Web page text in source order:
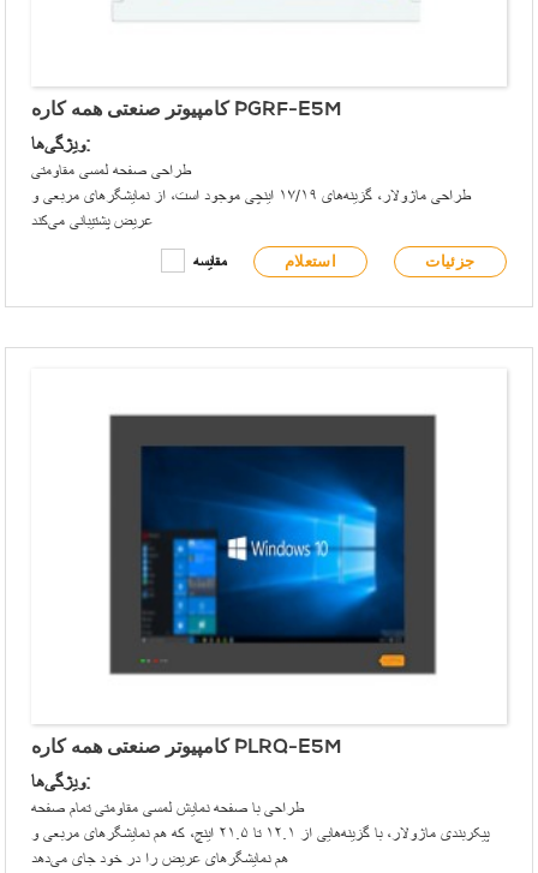
کامپیوتر صنعتی همه کاره PGRF-E5M
ویژگی‌ها:
طراحی صفحه لمسی مقاومتی
طراحی ماژولار، گزینه‌های ۱۷/۱۹ اینچی موجود است، از نمایشگرهای مربعی و
عریض پشتیبانی می‌کند
پنل جلویی دارای USB نوع A و چراغ‌های نشانگر سیگنال است
دو کارت شبکه Intel® Gigabit یکپارچه
پشتیبانی از گسترش بی‌سیم WiFi/4G
گزینه‌های نصب در رک/VESA
مقایسه استعلام جزئیات
کامپیوتر صنعتی همه کاره PLRQ-E5M
ویژگی‌ها:
طراحی با صفحه نمایش لمسی مقاومتی تمام صفحه
پیکربندی ماژولار، با گزینه‌هایی از ۱۲.۱ تا ۲۱.۵ اینچ، که هم نمایشگرهای مربعی و
هم نمایشگرهای عریض را در خود جای می‌دهد